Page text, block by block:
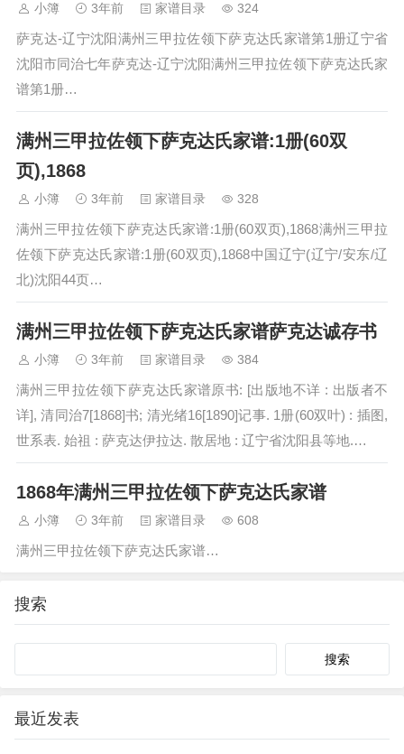
小簿 3年前 家谱目录 324
萨克达-辽宁沈阳满州三甲拉佐领下萨克达氏家谱第1册辽宁省
沈阳市同治七年萨克达-辽宁沈阳满州三甲拉佐领下萨克达氏家
谱第1册…
满州三甲拉佐领下萨克达氏家谱:1册(60双
页),1868
小簿 3年前 家谱目录 328
满州三甲拉佐领下萨克达氏家谱:1册(60双页),1868满州三甲拉
佐领下萨克达氏家谱:1册(60双页),1868中国辽宁(辽宁/安东/辽
北)沈阳44页…
满州三甲拉佐领下萨克达氏家谱萨克达诚存书
小簿 3年前 家谱目录 384
满州三甲拉佐领下萨克达氏家谱原书: [出版地不详 : 出版者不
详], 清同治7[1868]书; 清光绪16[1890]记事. 1册(60双叶) : 插图,
世系表. 始祖 : 萨克达伊拉达. 散居地 : 辽宁省沈阳县等地.…
1868年满州三甲拉佐领下萨克达氏家谱
小簿 3年前 家谱目录 608
满州三甲拉佐领下萨克达氏家谱…
搜索
最近发表